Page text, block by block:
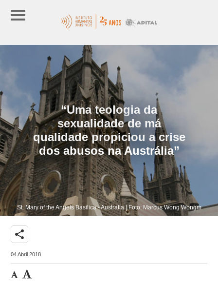
“Uma teologia da
sexualidade de má
qualidade propiciou a crise
dos abusos na Austrália”
St. Mary of the Angels Basilica - Australia | Foto: Marcus Wong Wongm
share
04 Abril 2018